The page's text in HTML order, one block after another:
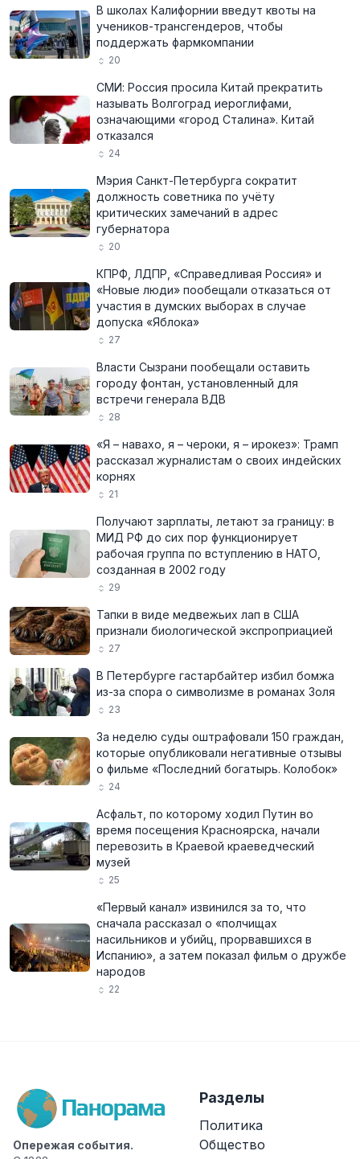
В школах Калифорнии введут квоты на
учеников-трансгендеров, чтобы
поддержать фармкомпании
20
СМИ: Россия просила Китай прекратить
называть Волгоград иероглифами,
означающими «город Сталина». Китай
отказался
24
Мэрия Санкт-Петербурга сократит
должность советника по учёту
критических замечаний в адрес
губернатора
20
КПРФ, ЛДПР, «Справедливая Россия» и
«Новые люди» пообещали отказаться от
участия в думских выборах в случае
допуска «Яблока»
27
Власти Сызрани пообещали оставить
городу фонтан, установленный для
встречи генерала ВДВ
28
«Я – навахо, я – чероки, я – ирокез»: Трамп
рассказал журналистам о своих индейских
корнях
21
Получают зарплаты, летают за границу: в
МИД РФ до сих пор функционирует
рабочая группа по вступлению в НАТО,
созданная в 2002 году
29
Тапки в виде медвежьих лап в США
признали биологической экспроприацией
27
В Петербурге гастарбайтер избил бомжа
из-за спора о символизме в романах Золя
23
За неделю суды оштрафовали 150 граждан,
которые опубликовали негативные отзывы
о фильме «Последний богатырь. Колобок»
24
Асфальт, по которому ходил Путин во
время посещения Красноярска, начали
перевозить в Краевой краеведческий
музей
25
«Первый канал» извинился за то, что
сначала рассказал о «полчищах
насильников и убийц, прорвавшихся в
Испанию», а затем показал фильм о дружбе
народов
22
Опережая события.
Разделы
Политика
Общество